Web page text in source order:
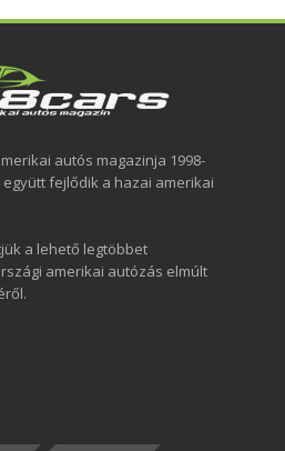
autós magazinja 1998-
fejlődik a hazai amerikai
a lehető legtöbbet
amerikai autózás elmúlt